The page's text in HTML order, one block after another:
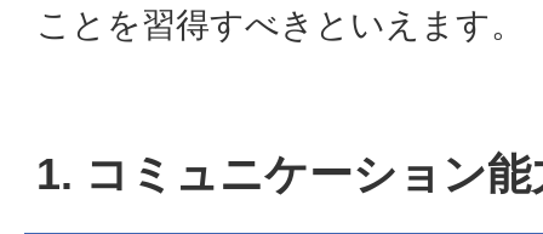
ことを習得すべきといえます。
1. コミュニケーション能